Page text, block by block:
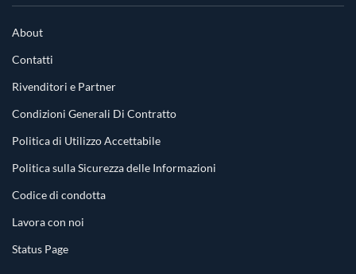
About
Contatti
Rivenditori e Partner
Condizioni Generali Di Contratto
Politica di Utilizzo Accettabile
Politica sulla Sicurezza delle Informazioni
Codice di condotta
Lavora con noi
Status Page